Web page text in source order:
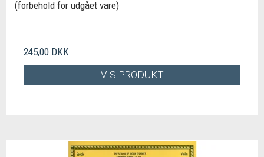
(forbehold for udgået vare)
245,00 DKK
VIS PRODUKT